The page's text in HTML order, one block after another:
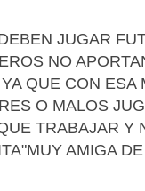
JUGAR
NO
QUE CON ESA
O MALOS
TRABAJAR Y
AMIGA